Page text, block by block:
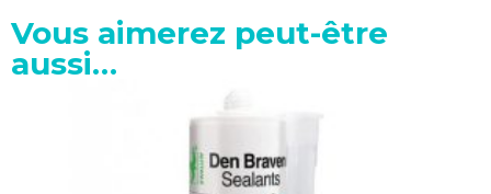
Vous aimerez peut-être
aussi…